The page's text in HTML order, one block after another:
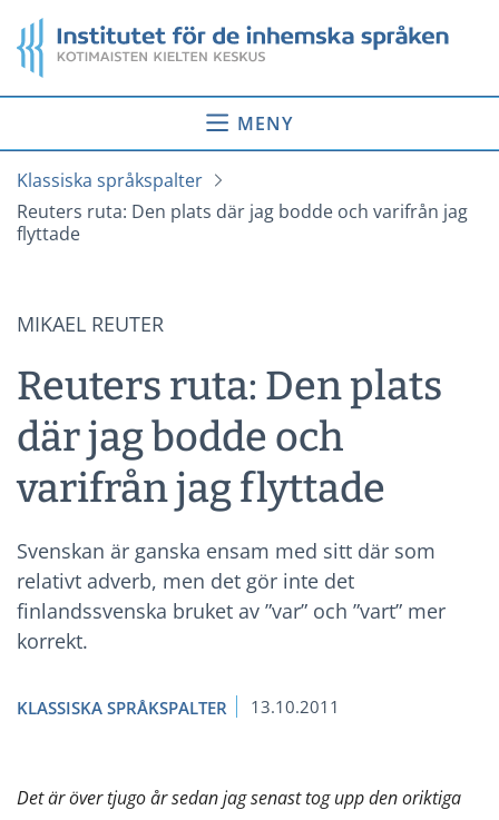
till
innehåll
Startsida
MENY
Klassiska språkspalter
Reuters ruta: Den plats där jag bodde och varifrån jag
flyttade
MIKAEL REUTER
Reuters ruta: Den plats
där jag bodde och
varifrån jag flyttade
Svenskan är ganska ensam med sitt där som
relativt adverb, men det gör inte det
finlandssvenska bruket av ”var” och ”vart” mer
korrekt.
KLASSISKA SPRÅKSPALTER 13.10.2011
Det är över tjugo år sedan jag senast tog upp den oriktiga